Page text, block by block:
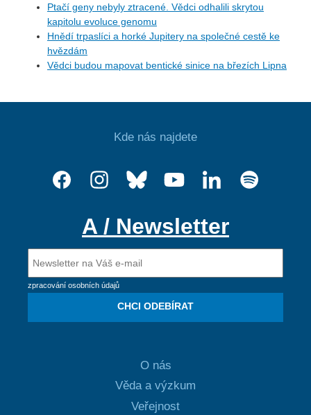
Ptačí geny nebyly ztracené. Vědci odhalili skrytou
kapitolu evoluce genomu
Hnědí trpaslíci a horké Jupitery na společné cestě ke
hvězdám
Vědci budou mapovat bentické sinice na březích Lipna
Kde nás najdete
A / Newsletter
zpracování osobních údajů
CHCI ODEBÍRAT
O nás
Věda a výzkum
Veřejnost